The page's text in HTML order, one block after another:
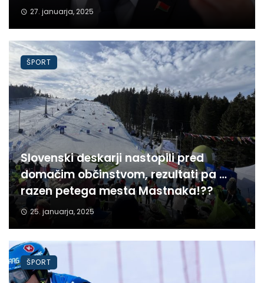
27. januarja, 2025
Slovenski deskarji nastopili pred
domačim občinstvom, rezultati pa …
razen petega mesta Mastnaka!??
25. januarja, 2025
ŠPORT
ŠPORT